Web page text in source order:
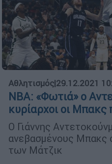
Αθλητισμός|29.12.2021
NBA: «Φωτιά» ο
κυρίαρχοι οι Μπακς
Ο Γιάννης
ανεβασμένους Μπακς
των Μάτζικ